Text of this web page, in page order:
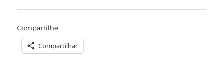
Compartilhe:
Compartilhar